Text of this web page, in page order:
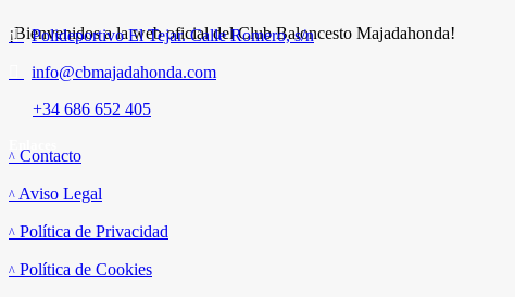
¡Bienvenidos a la web oficial del Club Baloncesto Majadahonda!
Polideportivo El Tejar. Calle Romero, s/n
info@cbmajadahonda.com
+34 686 652 405
Contacto
Aviso Legal
Política de Privacidad
Política de Cookies